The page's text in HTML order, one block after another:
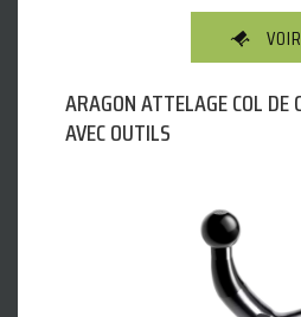
ARAGON ATTELAGE COL DE
AVEC OUTILS